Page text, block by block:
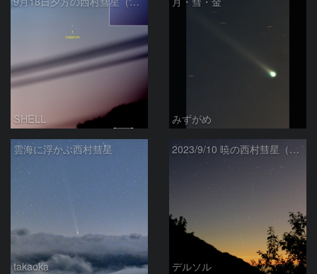
SHELL みずがめ
雲海に浮かぶ西村彗星
takaoka
2023/9/10 暁の西村彗星（C/2023 P1）
デルソル